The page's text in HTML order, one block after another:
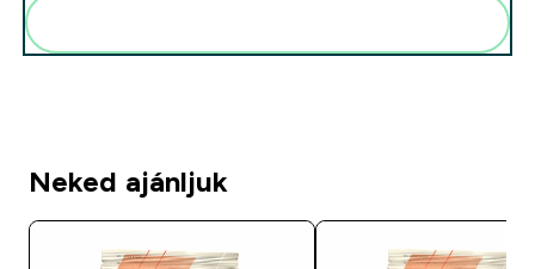
Neked ajánljuk